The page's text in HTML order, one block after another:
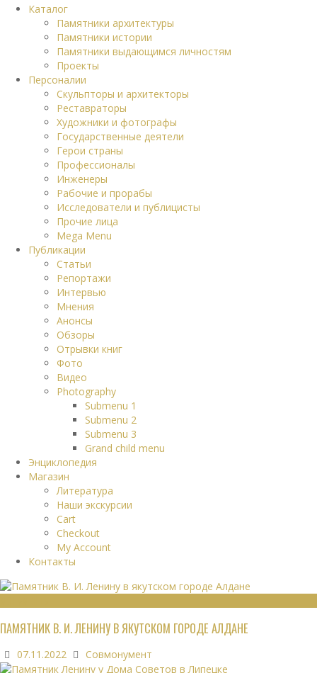
Каталог
Памятники архитектуры
Памятники истории
Памятники выдающимся личностям
Проекты
Персоналии
Скульпторы и архитекторы
Реставраторы
Художники и фотографы
Государственные деятели
Герои страны
Профессионалы
Инженеры
Рабочие и прорабы
Исследователи и публицисты
Прочие лица
Mega Menu
Публикации
Статьи
Репортажи
Интервью
Мнения
Анонсы
Обзоры
Отрывки книг
Фото
Видео
Photography
Submenu 1
Submenu 2
Submenu 3
Grand child menu
Энциклопедия
Магазин
Литература
Наши экскурсии
Cart
Checkout
My Account
Контакты
ПАМЯТНИК В. И. ЛЕНИНУ В ЯКУТСКОМ ГОРОДЕ АЛДАНЕ
07.11.2022 Совмонумент